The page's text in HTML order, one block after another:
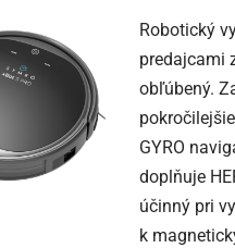
Robotický
predajcami
obľúbený.
GYRO
doplňuje
účinný pri
k